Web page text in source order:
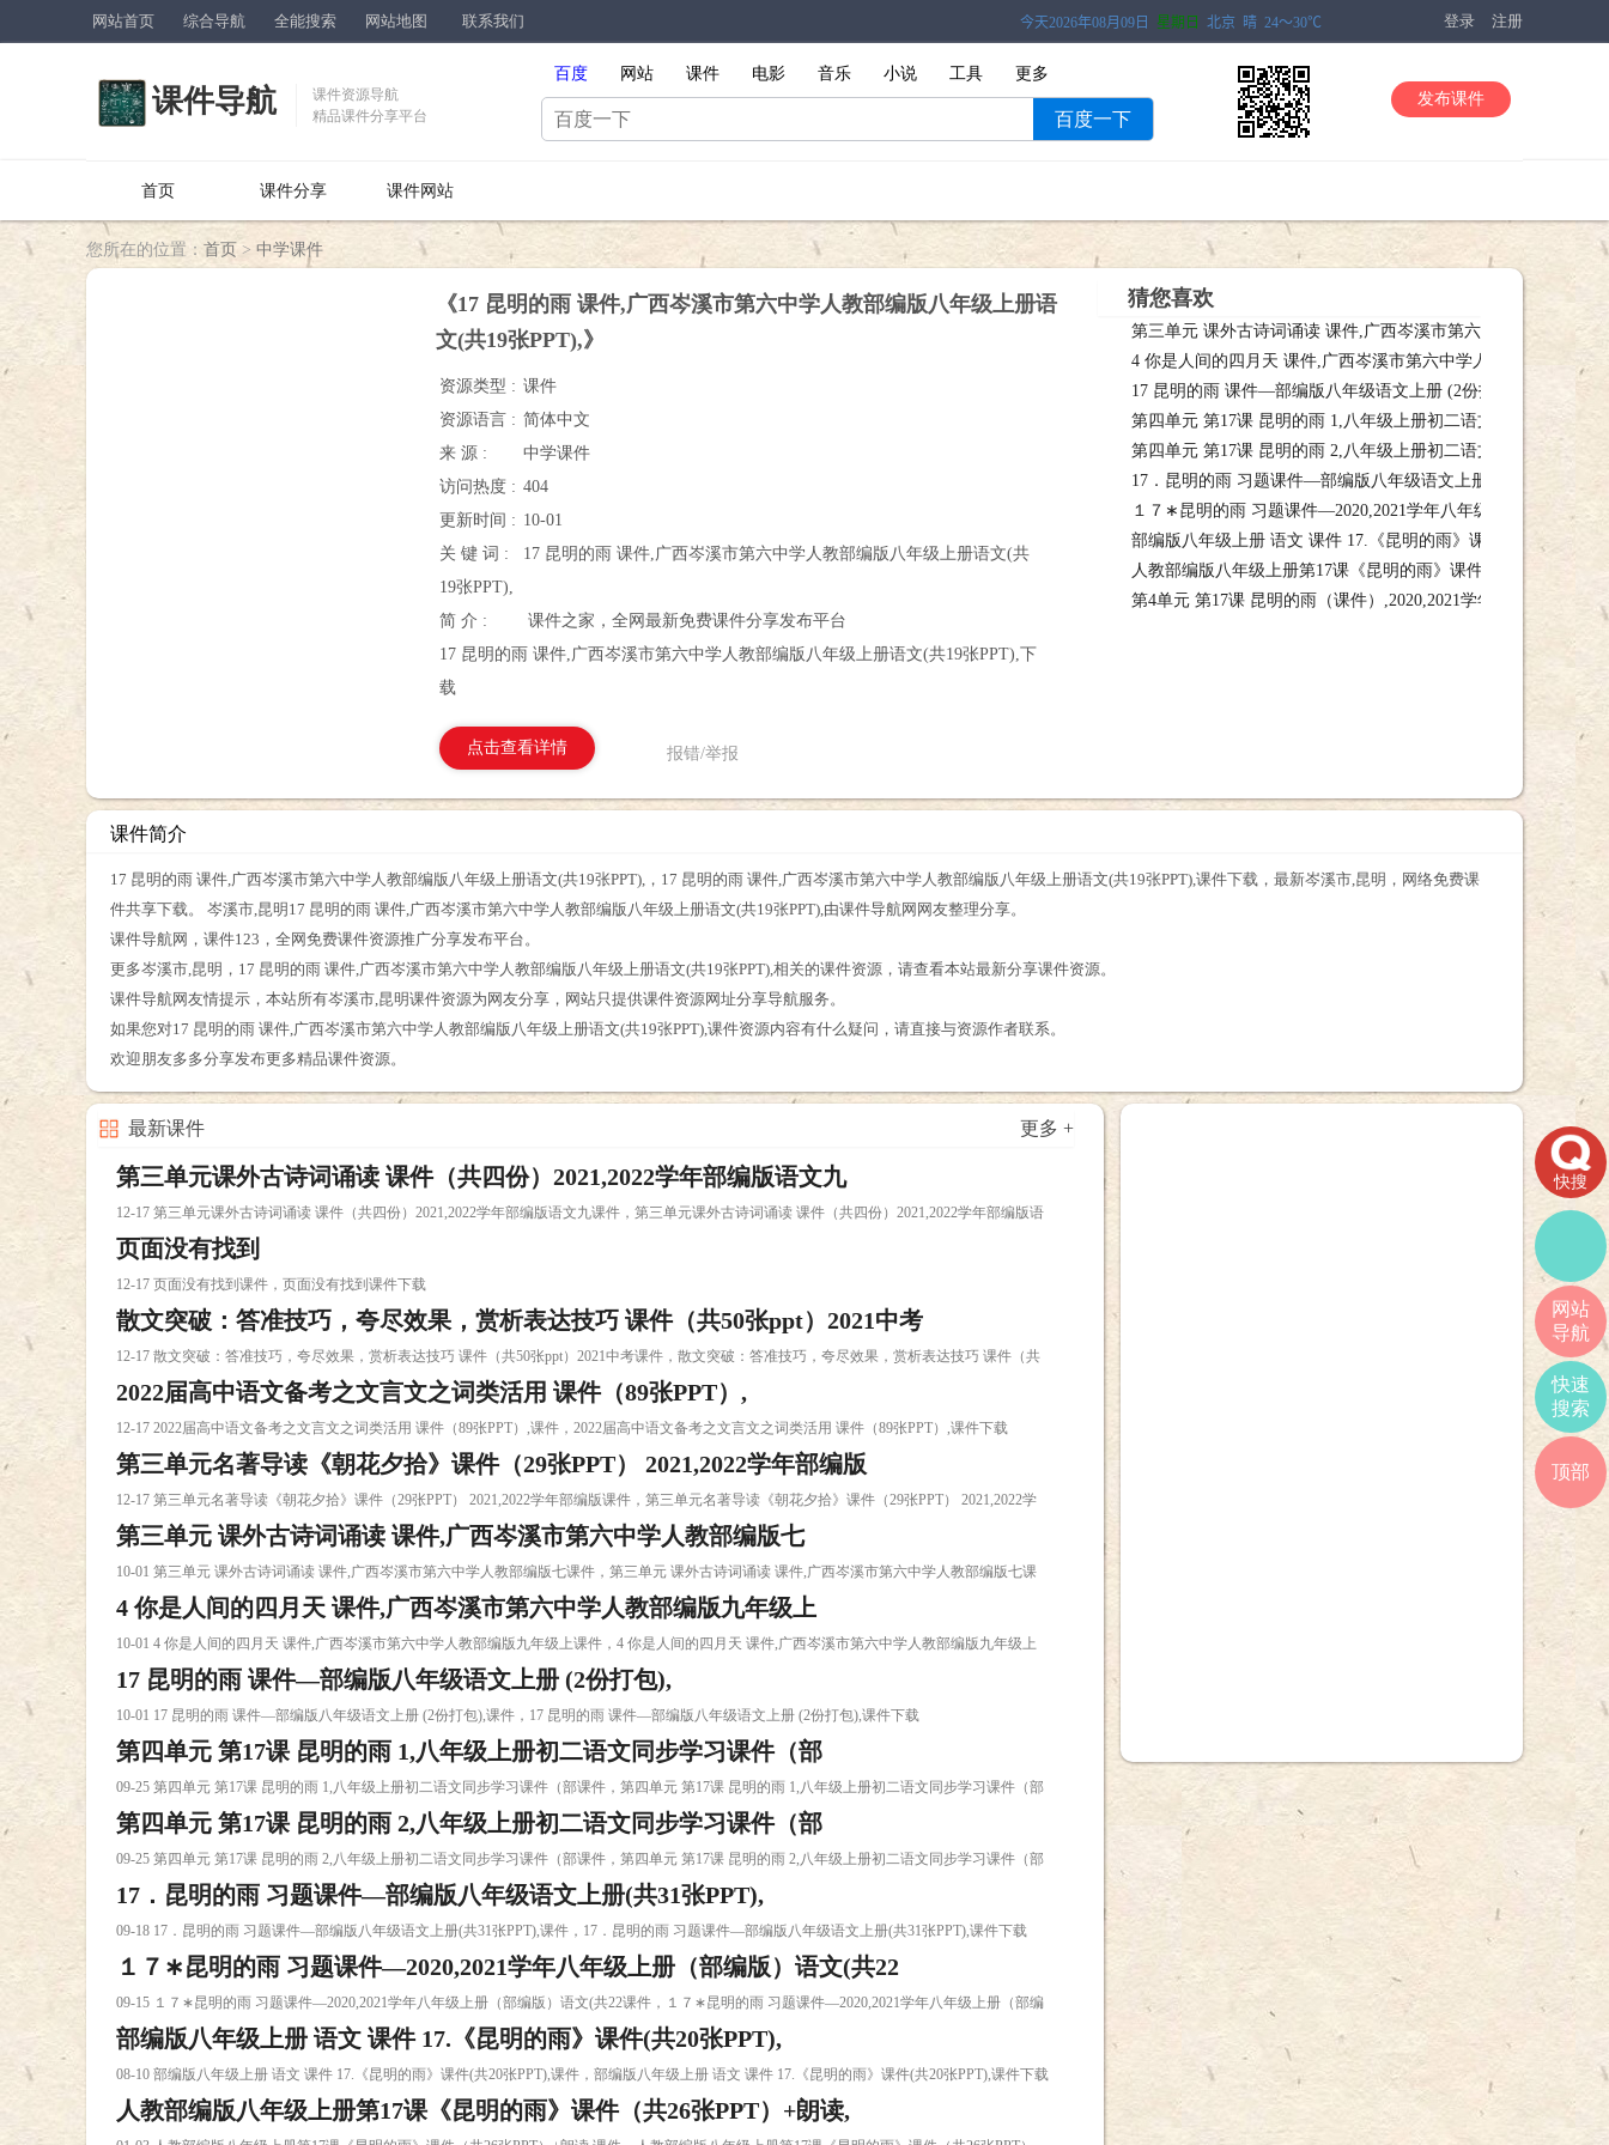
网站首页 综合导航 全能搜索 网站地图 联系我们 登录 注册
课件导航
课件资源导航
精品课件分享平台
百度 网站 课件 电影 音乐 小说 工具 更多
百度一下
发布课件
首页 课件分享 课件网站
您所在的位置： 首页 > 中学课件
《17 昆明的雨 课件,广西岑溪市第六中学人教部编版八年级上册语
文(共19张PPT),》
资源类型 : 课件
资源语言 : 简体中文
来 源 :
中学课件
访问热度 : 404
更新时间 : 10-01
关 键 词 :
17 昆明的雨 课件,广西岑溪市第六中学人教部编版八年级上册语文(共
19张PPT),
简 介 :
课件之家，全网最新免费课件分享发布平台
17 昆明的雨 课件,广西岑溪市第六中学人教部编版八年级上册语文(共19张PPT),下
载
点击查看详情 报错/举报
猜您喜欢
第三单元 课外古诗词诵读 课件,广西岑溪市第六中学人教部编版
版七课件，第三单元 课外古诗词诵读 课件,广西岑溪市第六中学人教部编版
4 你是人间的四月天 课件,广西岑溪市第六中学人教部编版九年
年级上课件，4 你是人间的四月天 课件,广西岑溪市第六中学人教部编版九
17 昆明的雨 课件—部编版八年级语文上册 (2份打包),
件—部编版八年级语文上册 (2份打包),课件下载
第四单元 第17课 昆明的雨 1,八年级上册初二语文同步学习课件
课件（部课件，第四单元 第17课 昆明的雨 1,八年级上册初二语文同步学习
第四单元 第17课 昆明的雨 2,八年级上册初二语文同步学习课件
课件（部课件，第四单元 第17课 昆明的雨 2,八年级上册初二语文同步学习
17．昆明的雨 习题课件—部编版八年级语文上册(共31张PPT),
件，17．昆明的雨 习题课件—部编版八年级语文上册(共31张PPT),课件下载
１７∗昆明的雨 习题课件—2020,2021学年八年级上册（部编版
册（部编版）语文(共22课件，１７∗昆明的雨 习题课件—2020,2021学年八
部编版八年级上册 语文 课件 17.《昆明的雨》课件(共20张PPT),
课件，部编版八年级上册 语文 课件 17.《昆明的雨》课件(共20张PPT),课件
人教部编版八年级上册第17课《昆明的雨》课件（共26张PPT）
PPT）+朗读,课件，人教部编版八年级上册第17课《昆明的雨》课件（共26
第4单元 第17课 昆明的雨（课件）,2020,2021学年八年级上册初
课件简介
17 昆明的雨 课件,广西岑溪市第六中学人教部编版八年级上册语文(共19张PPT),，17 昆明的雨 课件,广西岑溪市第六中学人教部编版八年级上册语文(共19张PPT),课件下载，最新岑溪市,昆明，网络免费课
件共享下载。 岑溪市,昆明17 昆明的雨 课件,广西岑溪市第六中学人教部编版八年级上册语文(共19张PPT),由课件导航网网友整理分享。
课件导航网，课件123，全网免费课件资源推广分享发布平台。
更多岑溪市,昆明，17 昆明的雨 课件,广西岑溪市第六中学人教部编版八年级上册语文(共19张PPT),相关的课件资源，请查看本站最新分享课件资源。
课件导航网友情提示，本站所有岑溪市,昆明课件资源为网友分享，网站只提供课件资源网址分享导航服务。
如果您对17 昆明的雨 课件,广西岑溪市第六中学人教部编版八年级上册语文(共19张PPT),课件资源内容有什么疑问，请直接与资源作者联系。
欢迎朋友多多分享发布更多精品课件资源。
最新课件 更多 +
第三单元课外古诗词诵读 课件（共四份）2021,2022学年部编版语文九
12-17 第三单元课外古诗词诵读 课件（共四份）2021,2022学年部编版语文九课件，第三单元课外古诗词诵读 课件（共四份）2021,2022学年部编版语
文九课件下载
页面没有找到
12-17 页面没有找到课件，页面没有找到课件下载
散文突破：答准技巧，夸尽效果，赏析表达技巧 课件（共50张ppt）2021中考
12-17 散文突破：答准技巧，夸尽效果，赏析表达技巧 课件（共50张ppt）2021中考课件，散文突破：答准技巧，夸尽效果，赏析表达技巧 课件（共
50张ppt）2021中考课件下载
2022届高中语文备考之文言文之词类活用 课件（89张PPT）,
12-17 2022届高中语文备考之文言文之词类活用 课件（89张PPT）,课件，2022届高中语文备考之文言文之词类活用 课件（89张PPT）,课件下载
第三单元名著导读《朝花夕拾》课件（29张PPT） 2021,2022学年部编版
12-17 第三单元名著导读《朝花夕拾》课件（29张PPT） 2021,2022学年部编版课件，第三单元名著导读《朝花夕拾》课件（29张PPT） 2021,2022学
年部编版课件下载
第三单元 课外古诗词诵读 课件,广西岑溪市第六中学人教部编版七
10-01 第三单元 课外古诗词诵读 课件,广西岑溪市第六中学人教部编版七课件，第三单元 课外古诗词诵读 课件,广西岑溪市第六中学人教部编版七课
件下载
4 你是人间的四月天 课件,广西岑溪市第六中学人教部编版九年级上
10-01 4 你是人间的四月天 课件,广西岑溪市第六中学人教部编版九年级上课件，4 你是人间的四月天 课件,广西岑溪市第六中学人教部编版九年级上
课件下载
17 昆明的雨 课件—部编版八年级语文上册 (2份打包),
10-01 17 昆明的雨 课件—部编版八年级语文上册 (2份打包),课件，17 昆明的雨 课件—部编版八年级语文上册 (2份打包),课件下载
第四单元 第17课 昆明的雨 1,八年级上册初二语文同步学习课件（部
09-25 第四单元 第17课 昆明的雨 1,八年级上册初二语文同步学习课件（部课件，第四单元 第17课 昆明的雨 1,八年级上册初二语文同步学习课件（部
课件下载
第四单元 第17课 昆明的雨 2,八年级上册初二语文同步学习课件（部
09-25 第四单元 第17课 昆明的雨 2,八年级上册初二语文同步学习课件（部课件，第四单元 第17课 昆明的雨 2,八年级上册初二语文同步学习课件（部
课件下载
17．昆明的雨 习题课件—部编版八年级语文上册(共31张PPT),
09-18 17．昆明的雨 习题课件—部编版八年级语文上册(共31张PPT),课件，17．昆明的雨 习题课件—部编版八年级语文上册(共31张PPT),课件下载
１７∗昆明的雨 习题课件—2020,2021学年八年级上册（部编版）语文(共22
09-15 １７∗昆明的雨 习题课件—2020,2021学年八年级上册（部编版）语文(共22课件，１７∗昆明的雨 习题课件—2020,2021学年八年级上册（部编
版）语文(共22课件下载
部编版八年级上册 语文 课件 17.《昆明的雨》课件(共20张PPT),
08-10 部编版八年级上册 语文 课件 17.《昆明的雨》课件(共20张PPT),课件，部编版八年级上册 语文 课件 17.《昆明的雨》课件(共20张PPT),课件下载
人教部编版八年级上册第17课《昆明的雨》课件（共26张PPT）+朗读,
快搜
网站
导航
快速
搜索
顶部